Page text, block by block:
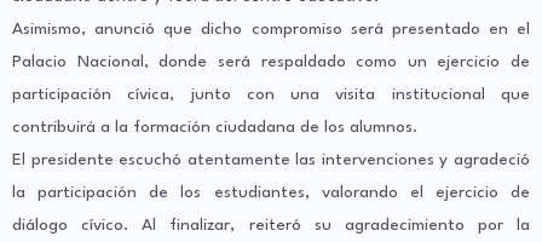
Asimismo, anunció que dicho compromiso será presentado en el
Palacio Nacional, donde será respaldado como un ejercicio de
participación cívica, junto con una visita institucional que
contribuirá a la formación ciudadana de los alumnos.
El presidente escuchó atentamente las intervenciones y agradeció
la participación de los estudiantes, valorando el ejercicio de
diálogo cívico. Al finalizar, reiteró su agradecimiento por la